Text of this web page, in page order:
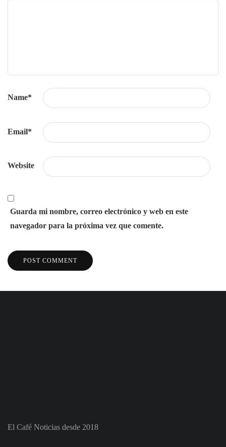
Name*
Email*
Website
Guarda mi nombre, correo electrónico y web en este
navegador para la próxima vez que comente.
El Café Noticias desde 2018